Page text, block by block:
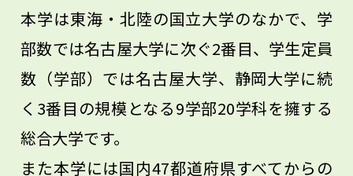
本学は東海・北陸の国立大学のなかで、学
部数では名古屋大学に次ぐ2番目、学生定員
数（学部）では名古屋大学、静岡大学に続
く3番目の規模となる9学部20学科を擁する
総合大学です。
また本学には国内47都道府県すべてからの